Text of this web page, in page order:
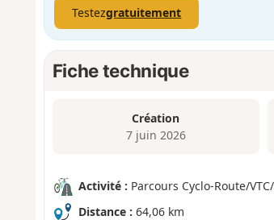
Testezgratuitement
Fiche technique
Création
7 juin 2026
Activité : Parcours Cyclo-Route/
Distance : 64,06 km